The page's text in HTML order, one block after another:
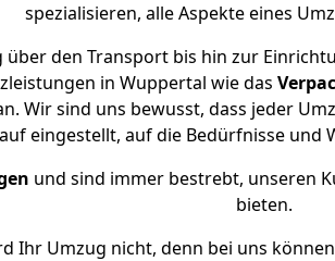
spezialisieren, alle Aspekte eines
über den Transport bis hin zur
in Wuppertal wie das
Wir sind uns bewusst, dass jeder
eingestellt, auf die Bedürfnisse und
und sind immer bestrebt, unseren
bieten.
Ihr Umzug nicht, denn bei uns können